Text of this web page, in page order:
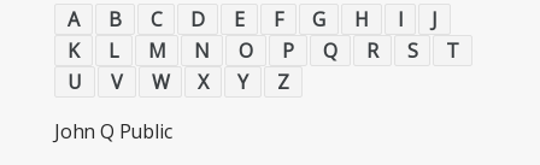
A B C D E F G H I
J
K
L M N O P Q R S
T
U
V W X Y
Z
John Q Public